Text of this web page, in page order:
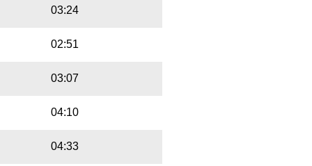
03:24
02:51
03:07
04:10
04:33